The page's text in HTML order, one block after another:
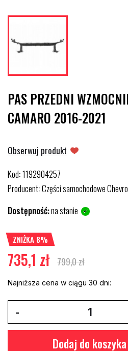
PAS PRZEDNI
CAMARO 2016-2021
Obserwuj produkt
Kod:1192904257
Producent:Części samochodowe
Dostępność:na stanie
ZNIŻKA 8%
735,1 zł 799,0 zł
Najniższa cena w ciągu 30 dni:
Dodaj do koszyka